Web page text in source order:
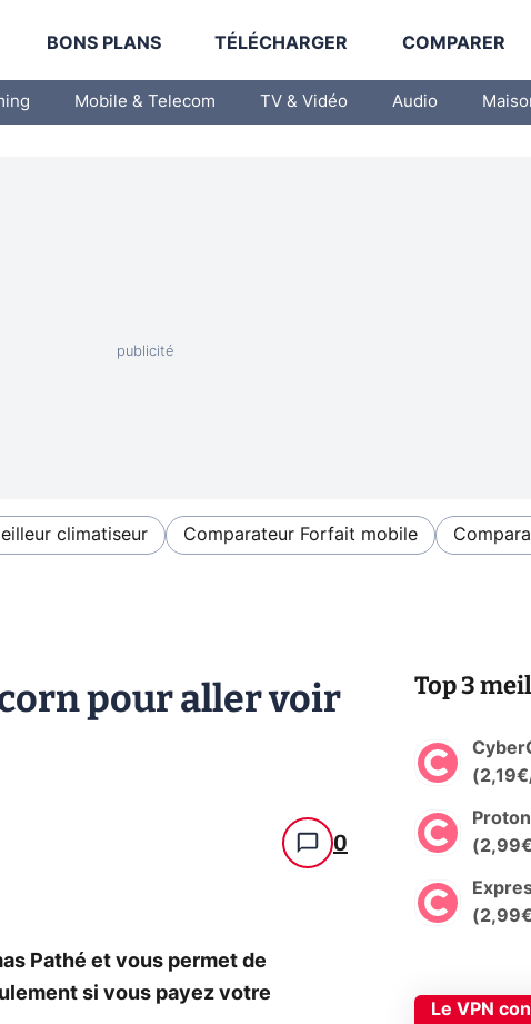
BONS PLANS TÉLÉCHARGER COMPARER
Mobile & Telecom TV & Vidéo Audio
climatiseur Comparateur Forfait mobile
pour aller voir
0
Pathé et vous permet de
si vous payez votre
Top 3
Le VPN